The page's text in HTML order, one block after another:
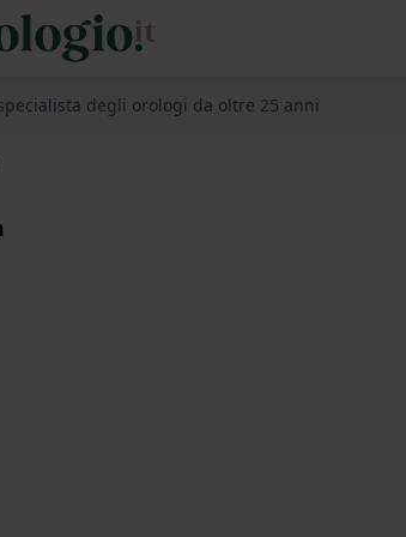
degli orologi da oltre 25 anni